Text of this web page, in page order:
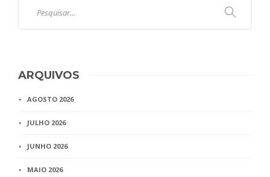
ARQUIVOS
AGOSTO 2026
JULHO 2026
JUNHO 2026
MAIO 2026